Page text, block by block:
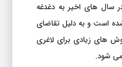
های اخیر به دغدغه
شده است و به دلیل تقاضای
های زیادی برای لاغری
شود.